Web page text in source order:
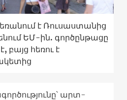
է Ռուսաստանից
ԵՄ-ին. գործընթացը
բայց հեռու է
արտ-